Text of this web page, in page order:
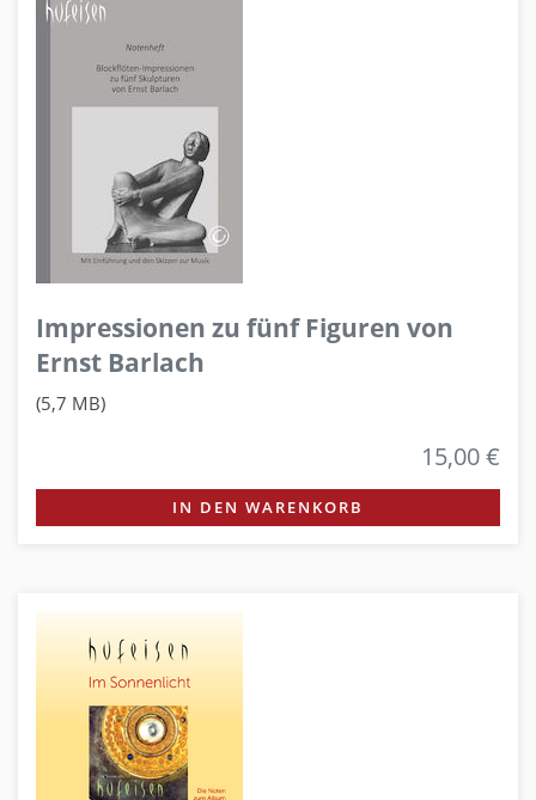
Impressionen zu fünf Figuren von
Ernst Barlach
(5,7 MB)
15,00 €
IN DEN WARENKORB